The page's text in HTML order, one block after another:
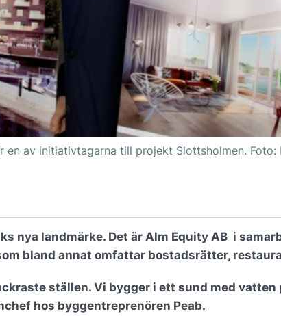
en av initiativtagarna till projekt Slottsholmen. Foto:
nya landmärke. Det är Alm Equity AB i
bland annat omfattar bostadsrätter,
ställen. Vi bygger i ett sund med vatten
hos byggentreprenören Peab.